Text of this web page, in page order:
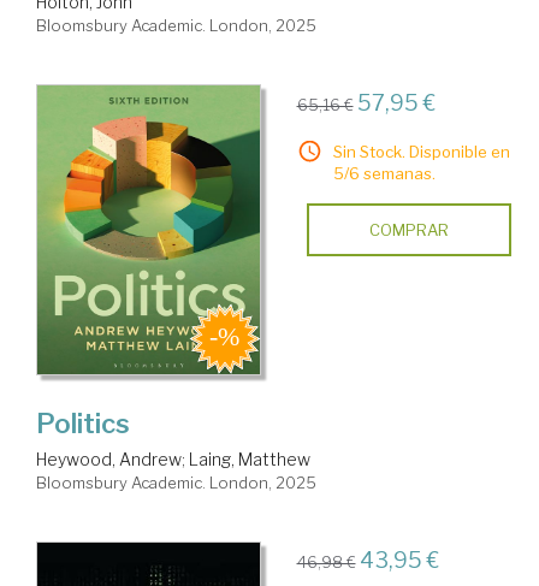
Bloomsbury Academic. London, 2025
65,16 € 57,95 €
Sin Stock. Disponible en
5/6 semanas.
COMPRAR
Politics
Heywood, Andrew; Laing, Matthew
Bloomsbury Academic. London, 2025
46,98 € 43,95 €